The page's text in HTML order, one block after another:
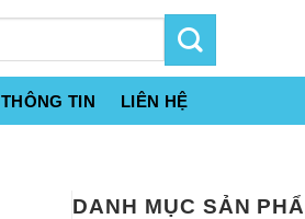
THÔNG TIN LIÊN HỆ
DANH MỤC SẢN